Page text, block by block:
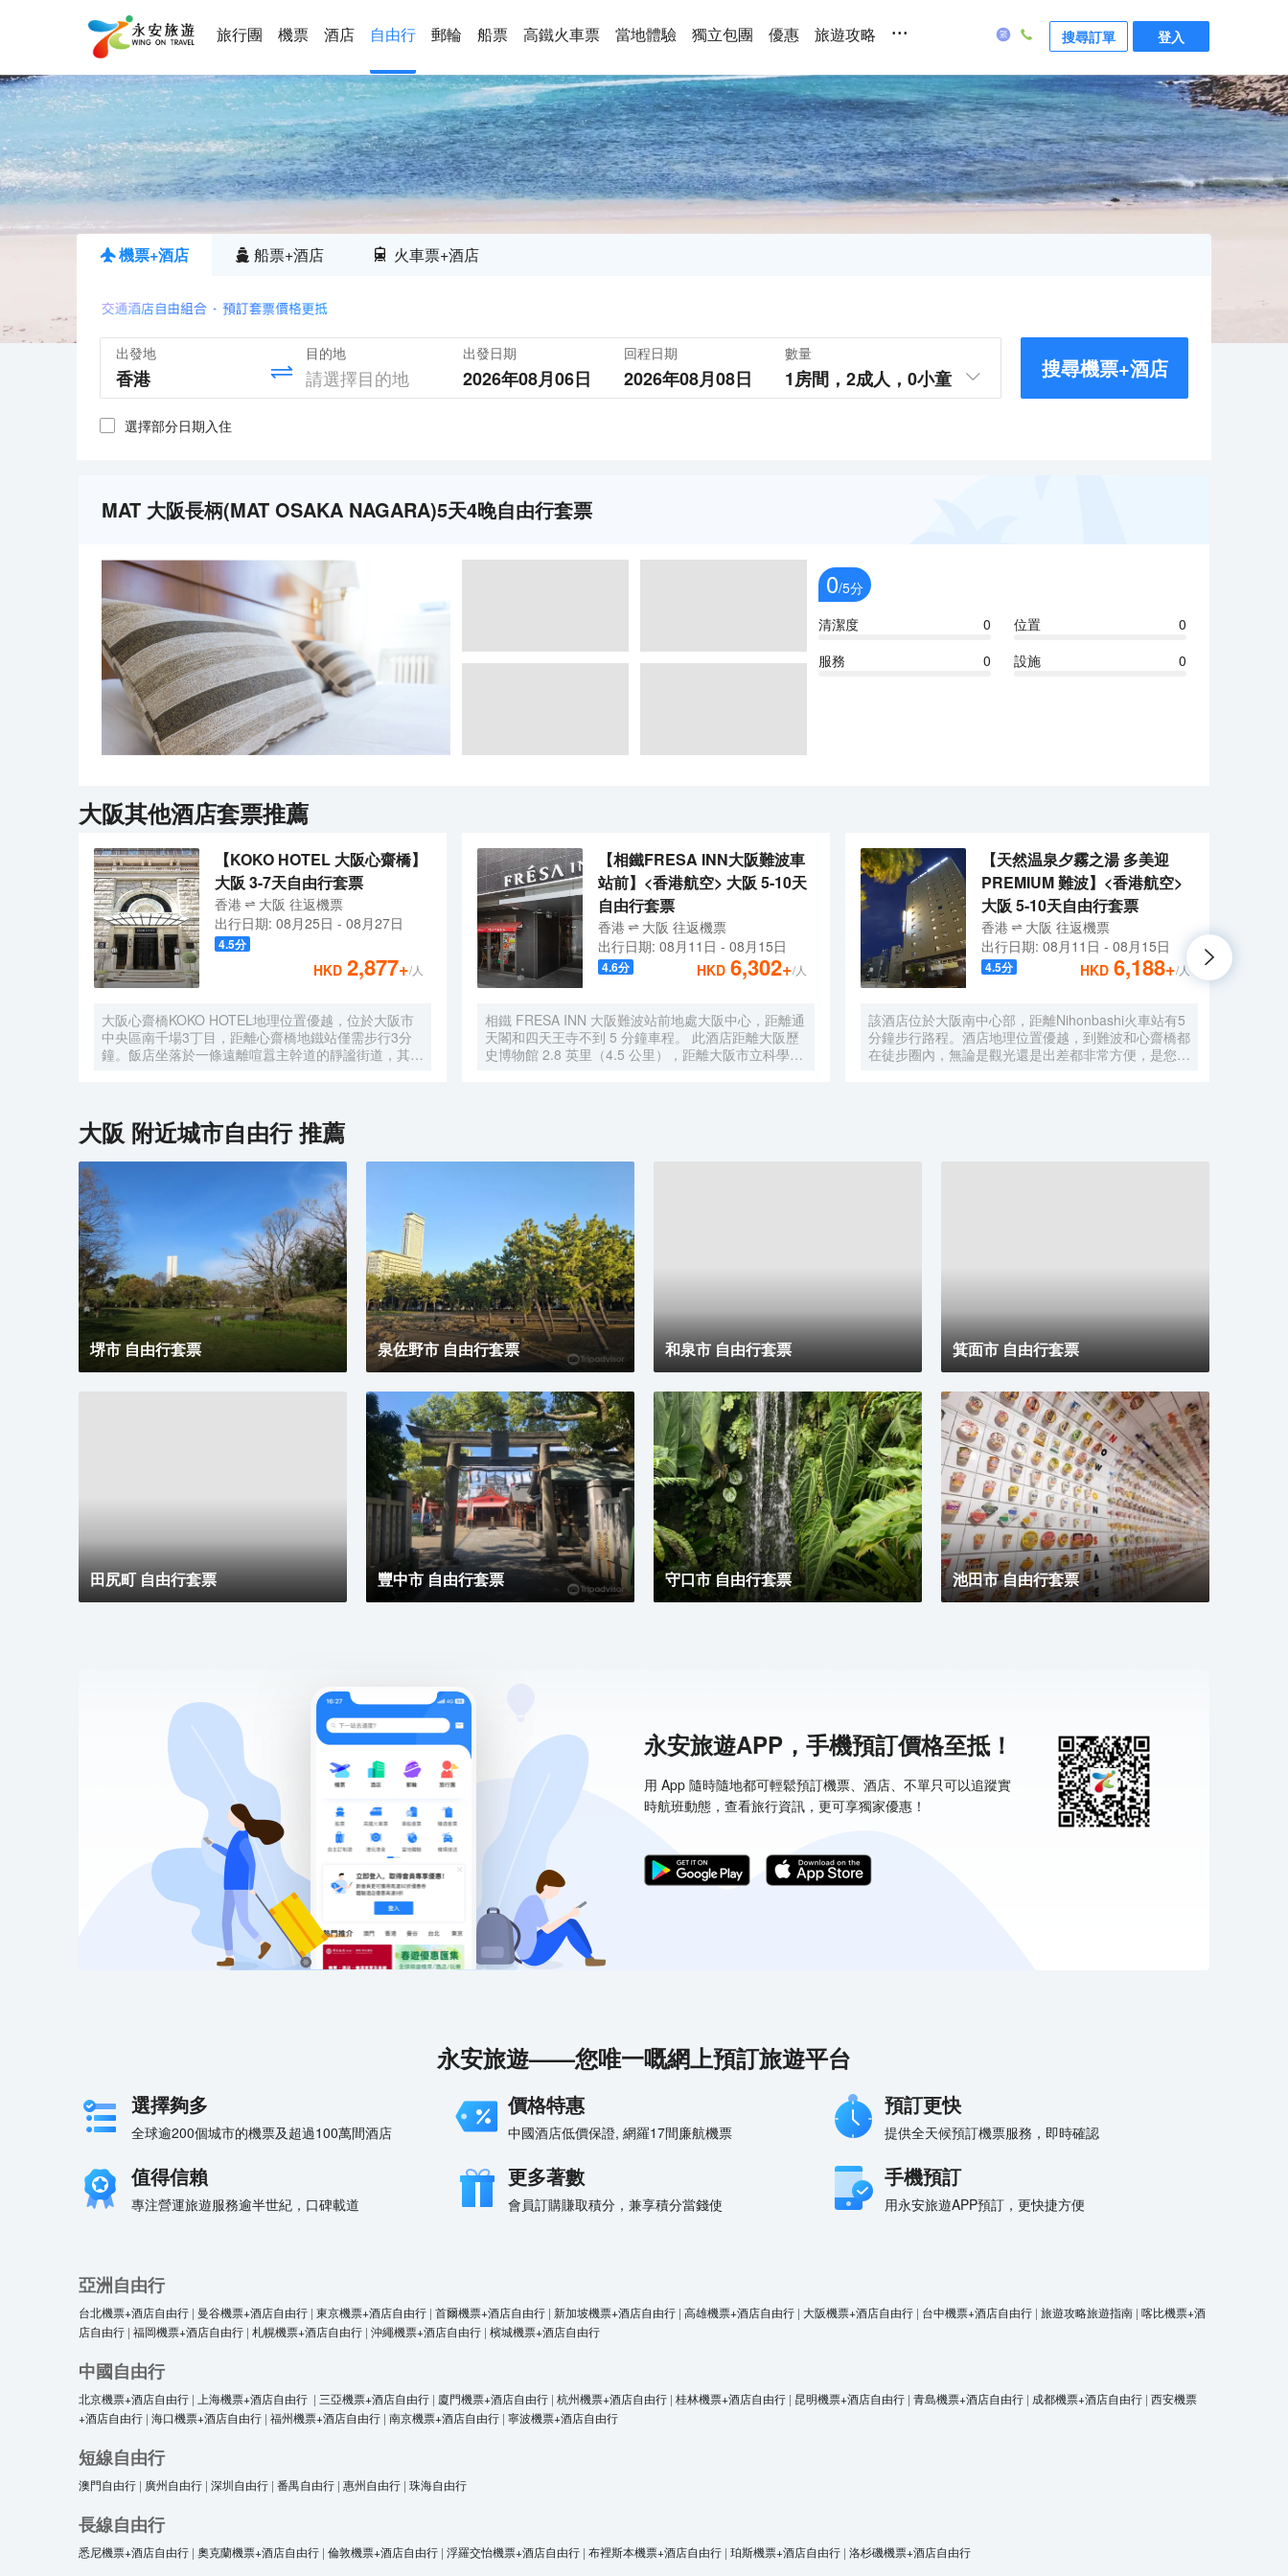
旅行團 機票 酒店 自由行 郵輪 船票 高鐵火車票 當地體驗 獨立包團 優惠 旅遊攻略 ... 搜尋訂單 登入
機票+酒店 船票+酒店 火車票+酒店
出發地 目的地 出發日期
2026年08月06日
回程日期
2026年08月08日
數量
1房間， 2成人， 0小童 搜尋機票+酒店
選擇部分日期入住
MAT 大阪長柄(MAT OSAKA NAGARA)5天4晚自由行套票
0/5分
清潔度
0 位置
0
服務
0 設施 0
大阪其他酒店套票推薦
【KOKO HOTEL 大阪心齋橋】
大阪 3-7天自由行套票
香港 大阪 往返機票
出行日期: 08月25日 - 08月27日
4.5分
HKD 2,877+/人
大阪心齋橋KOKO HOTEL地理位置優越，位於大阪市
中央區南千場3丁目，距離心齋橋地鐵站僅需步行3分
鐘。飯店坐落於一條遠離喧囂主幹道的靜謐街道，其宏
【相鐵FRESA INN大阪難波車
站前】<香港航空> 大阪 5-10天
自由行套票
香港 大阪 往返機票
出行日期: 08月11日 - 08月15日
4.6分 HKD 6,302+/人
相鐵 FRESA INN 大阪難波站前地處大阪中心，距離通
天閣和四天王寺不到 5 分鐘車程。 此酒店距離大阪歷
史博物館 2.8 英里（4.5 公里），距離大阪市立科學館
的卧床備有羽絨被和高檔床上用品。提供免費有線和無
泡浴缸和免費洗浴用品。
【天然温泉夕霧之湯 多美迎
PREMIUM 難波】<香港航空>
大阪 5-10天自由行套票
香港 大阪 往返機票
出行日期: 08月11日 - 08月15日
4.5分 HKD 6,188+/人
該酒店位於大阪南中心部，距離Nihonbashi火車站有5
分鐘步行路程。酒店地理位置優越，到難波和心齋橋都
在徒步圈內，無論是觀光還是出差都非常方便，是您來
大阪 附近城市自由行 推薦
堺市 自由行套票 泉佐野市 自由行套票 和泉市 自由行套票 箕面市 自由行套票
田尻町 自由行套票 豐中市 自由行套票 守口市 自由行套票 池田市 自由行套票
永安旅遊APP，手機預訂價格至抵！
用 App 隨時隨地都可輕鬆預訂機票、酒店、不單只可以追蹤實
時航班動態，查看旅行資訊，更可享獨家優惠！
永安旅遊——您唯一嘅網上預訂旅遊平台
選擇夠多
全球逾200個城市的機票及超過100萬間酒店
價格特惠
中國酒店低價保證, 網羅17間廉航機票
預訂更快
提供全天候預訂機票服務，即時確認
值得信賴
專注營運旅遊服務逾半世紀，口碑載道
更多著數
會員訂購賺取積分，兼享積分當錢使
手機預訂
用永安旅遊APP預訂，更快捷方便
亞洲自由行
台北機票+酒店自由行 | 曼谷機票+酒店自由行 | 東京機票+酒店自由行 | 首爾機票+酒店自由行 | 新加坡機票+酒店自由行 | 高雄機票+酒店自由行 | 大阪機票+酒店自由行 | 台中機票+酒店自由行 | 旅遊攻略旅遊指南 | 喀比機票+酒
店自由行 | 福岡機票+酒店自由行 | 札幌機票+酒店自由行 | 沖繩機票+酒店自由行 | 檳城機票+酒店自由行
中國自由行
北京機票+酒店自由行 | 上海機票+酒店自由行 | 三亞機票+酒店自由行 | 廈門機票+酒店自由行 | 杭州機票+酒店自由行 | 桂林機票+酒店自由行 | 昆明機票+酒店自由行 | 青島機票+酒店自由行 | 成都機票+酒店自由行 | 西安機票
+酒店自由行 | 海口機票+酒店自由行 | 福州機票+酒店自由行 | 南京機票+酒店自由行 | 寧波機票+酒店自由行
短線自由行
澳門自由行 | 廣州自由行 | 深圳自由行 | 番禺自由行 | 惠州自由行 | 珠海自由行
長線自由行
悉尼機票+酒店自由行 | 奧克蘭機票+酒店自由行 | 倫敦機票+酒店自由行 | 浮羅交怡機票+酒店自由行 | 布裡斯本機票+酒店自由行 | 珀斯機票+酒店自由行 | 洛杉磯機票+酒店自由行